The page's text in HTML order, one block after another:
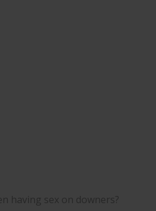
having sex on downers?